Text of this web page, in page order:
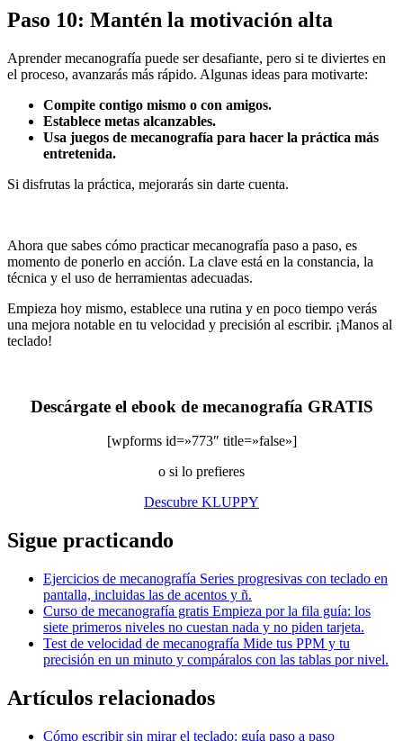
Paso 10: Mantén la motivación alta
Aprender mecanografía puede ser desafiante, pero si te diviertes en
el proceso, avanzarás más rápido. Algunas ideas para motivarte:
Compite contigo mismo o con amigos.
Establece metas alcanzables.
Usa juegos de mecanografía para hacer la práctica más
entretenida.
Si disfrutas la práctica, mejorarás sin darte cuenta.
Ahora que sabes cómo practicar mecanografía paso a paso, es
momento de ponerlo en acción. La clave está en la constancia, la
técnica y el uso de herramientas adecuadas.
Empieza hoy mismo, establece una rutina y en poco tiempo verás
una mejora notable en tu velocidad y precisión al escribir. ¡Manos al
teclado!
Descárgate el ebook de mecanografía GRATIS
[wpforms id=»773″ title=»false»]
o si lo prefieres
Descubre KLUPPY
Sigue practicando
Ejercicios de mecanografía Series progresivas con teclado en
pantalla, incluidas las de acentos y ñ.
Curso de mecanografía gratis Empieza por la fila guía: los
siete primeros niveles no cuestan nada y no piden tarjeta.
Test de velocidad de mecanografía Mide tus PPM y tu
precisión en un minuto y compáralos con las tablas por nivel.
Artículos relacionados
Cómo escribir sin mirar el teclado: guía paso a paso